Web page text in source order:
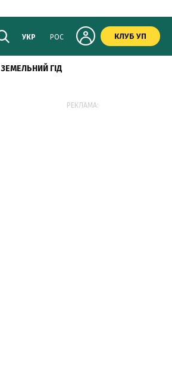
УКР РОС КЛУБ УП
ЗЕМЕЛЬНИЙ ГІД
РЕКЛАМА: